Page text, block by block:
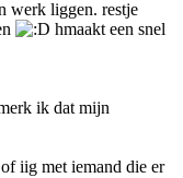
werk liggen. restje
hmaakt een snel
ik dat mijn
iig met iemand die er